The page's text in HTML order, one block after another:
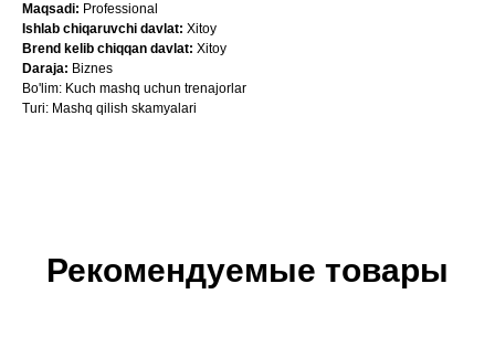
Maqsadi: Professional
Ishlab chiqaruvchi davlat: Xitoy
Brend kelib chiqqan davlat: Xitoy
Daraja: Biznes
Bo'lim: Kuch mashq uchun trenajorlar
Turi: Mashq qilish skamyalari
Рекомендуемые товары